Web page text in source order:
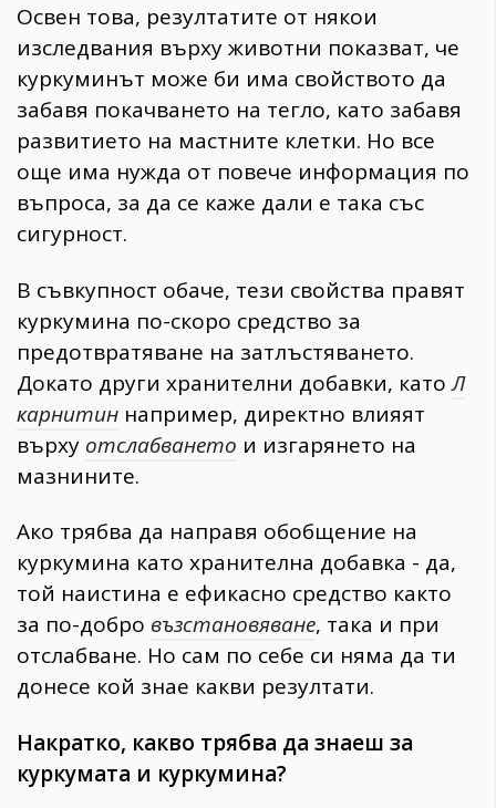
Освен това, резултатите от някои
изследвания върху животни показват, че
куркуминът може би има свойството да
забавя покачването на тегло, като забавя
развитието на мастните клетки. Но все
още има нужда от повече информация по
въпроса, за да се каже дали е така със
сигурност.
В съвкупност обаче, тези свойства правят
куркумина по-скоро средство за
предотвратяване на затлъстяването.
Докато други хранителни добавки, катоЛ
карнитин например, директно влияят
върху отслабването и изгарянето на
мазнините.
Ако трябва да направя обобщение на
куркумина като хранителна добавка - да,
той наистина е ефикасно средство както
за по-добро възстановяване, така и при
отслабване. Но сам по себе си няма да ти
донесе кой знае какви резултати.
Накратко, какво трябва да знаеш за
куркумата и куркумина?